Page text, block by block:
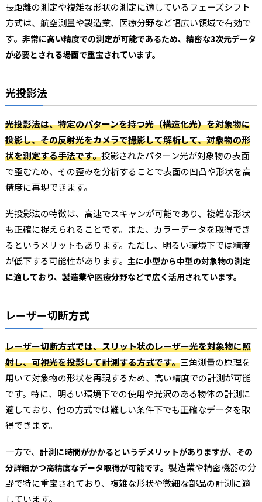
長距離の測定や複雑な形状の測定に適しているフェーズシフト
方式は、航空測量や製造業、医療分野など幅広い領域で有効で
す。 非常に高い精度での測定が可能であるため、精密な3次元データ
が必要とされる場面で重宝されています。
光投影法
光投影法は、特定のパターンを持つ光（構造化光）を対象物に
投影し、その反射光をカメラで撮影して解析して、対象物の形
状を測定する手法です。投影されたパターン光が対象物の表面
で歪むため、その歪みを分析することで表面の凹凸や形状を高
精度に再現できます。
光投影法の特徴は、高速でスキャンが可能であり、複雑な形状
も正確に捉えられることです。また、カラーデータを取得でき
るというメリットもあります。ただし、明るい環境下では精度
が低下する可能性があります。 主に小型から中型の対象物の測定
に適しており、製造業や医療分野などで広く活用されています。
レーザー切断方式
レーザー切断方式では、スリット状のレーザー光を対象物に照
射し、可視光を投影して計測する方式です。三角測量の原理を
用いて対象物の形状を再現するため、高い精度での計測が可能
です。特に、明るい環境下での使用や光沢のある物体の計測に
適しており、他の方式では難しい条件下でも正確なデータを取
得できます。
一方で、 計測に時間がかかるというデメリットがありますが、その
分詳細かつ高精度なデータ取得が可能です。 製造業や精密機器の分
野で特に重宝されており、複雑な形状や微細な部品の計測に適
しています。